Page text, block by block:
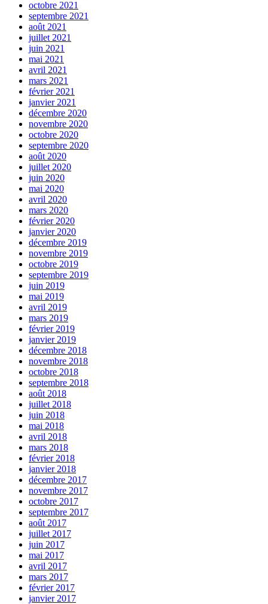
octobre 2021
septembre 2021
août 2021
juillet 2021
juin 2021
mai 2021
avril 2021
mars 2021
février 2021
janvier 2021
décembre 2020
novembre 2020
octobre 2020
septembre 2020
août 2020
juillet 2020
juin 2020
mai 2020
avril 2020
mars 2020
février 2020
janvier 2020
décembre 2019
novembre 2019
octobre 2019
septembre 2019
juin 2019
mai 2019
avril 2019
mars 2019
février 2019
janvier 2019
décembre 2018
novembre 2018
octobre 2018
septembre 2018
août 2018
juillet 2018
juin 2018
mai 2018
avril 2018
mars 2018
février 2018
janvier 2018
décembre 2017
novembre 2017
octobre 2017
septembre 2017
août 2017
juillet 2017
juin 2017
mai 2017
avril 2017
mars 2017
février 2017
janvier 2017